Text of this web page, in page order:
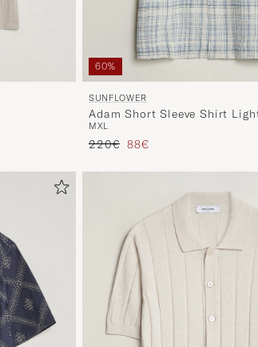
60%
SUNFLOWER
Adam Short Sleeve Shirt
MXL
Tavallinen hinta
220€ Alennettu hinta
88€